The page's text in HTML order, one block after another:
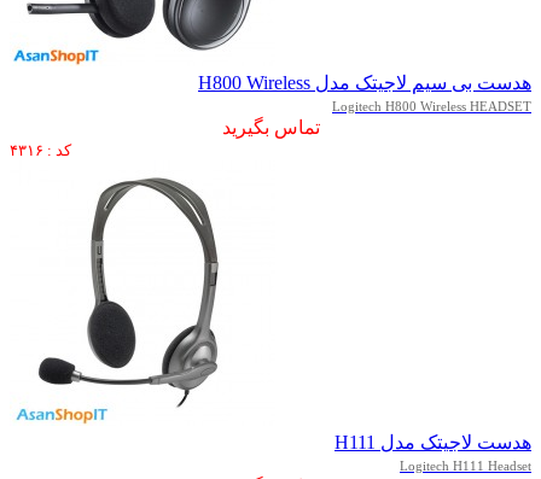
هدست بی سیم لاجیتک مدل H800 Wireless
Logitech H800 Wireless HEADSET
تماس بگیرید
کد : ۴۳۱۶
هدست لاجیتک مدل H111
Logitech H111 Headset